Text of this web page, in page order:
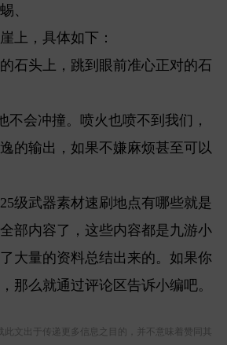
、
上，具体如下：
石头上，跳到眼前准心正对的石
不会冲撞。喷火也喷不到我们，
的输出，如果不嫌麻烦甚至可以
级武器素材速刷地点有哪些就是
部内容了，这些内容都是九游小
大量的资料总结出来的。如果你
那么就通过评论区告诉小编吧。
此文出于传递更多信息之目的，并不意味着赞同其